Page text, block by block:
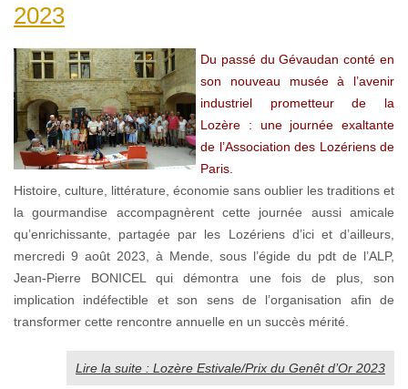
2023
Du passé du Gévaudan conté en
son nouveau musée à l’avenir
industriel prometteur de la
Lozère : une journée exaltante
de l’Association des Lozériens de
Paris.
Histoire, culture, littérature, économie sans oublier les traditions et
la gourmandise accompagnèrent cette journée aussi amicale
qu’enrichissante, partagée par les Lozériens d’ici et d’ailleurs,
mercredi 9 août 2023, à Mende, sous l’égide du pdt de l’ALP,
Jean-Pierre BONICEL qui démontra une fois de plus, son
implication indéfectible et son sens de l’organisation afin de
transformer cette rencontre annuelle en un succès mérité.
Lire la suite : Lozère Estivale/Prix du Genêt d’Or 2023